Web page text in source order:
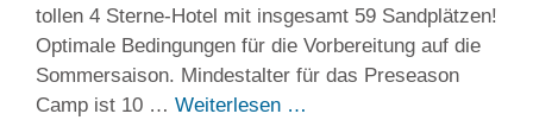
tollen 4 Sterne-Hotel mit insgesamt 59 Sandplätzen!
Optimale Bedingungen für die Vorbereitung auf die
Sommersaison. Mindestalter für das Preseason
Camp ist 10 … Weiterlesen …